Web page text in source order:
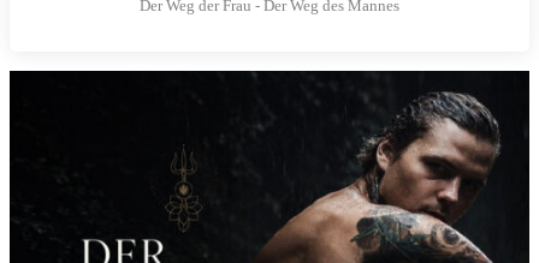
Der Weg der Frau - Der Weg des Mannes